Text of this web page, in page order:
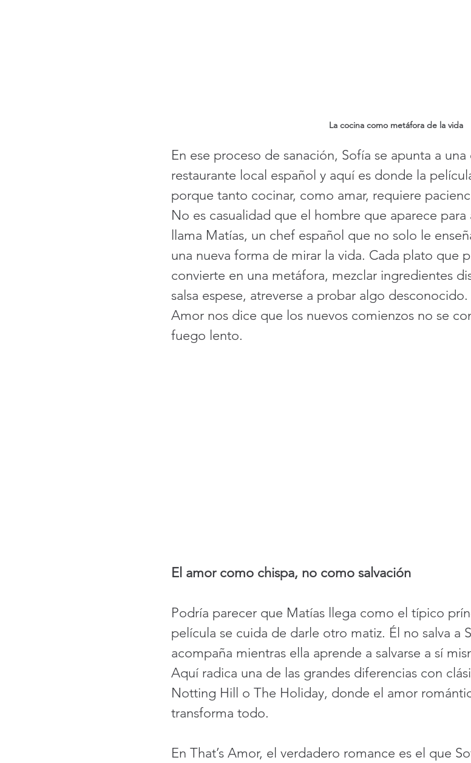
La cocina como metáfora de la vida
En ese proceso de sanación, Sofía se apunta a
restaurante local español y aquí es donde la
porque tanto cocinar, como amar, requiere
No es casualidad que el hombre que aparece para
llama Matías, un chef español que no solo le
una nueva forma de mirar la vida. Cada plato que
convierte en una metáfora, mezclar ingredientes
salsa espese, atreverse a probar algo
Amor nos dice que los nuevos comienzos no se
fuego lento.
El amor como chispa, no como salvación
Podría parecer que Matías llega como el típico
película se cuida de darle otro matiz. Él no salva a
acompaña mientras ella aprende a salvarse a sí
Aquí radica una de las grandes diferencias con
Notting Hill o The Holiday, donde el amor
transforma todo.
En That’s Amor, el verdadero romance es el que